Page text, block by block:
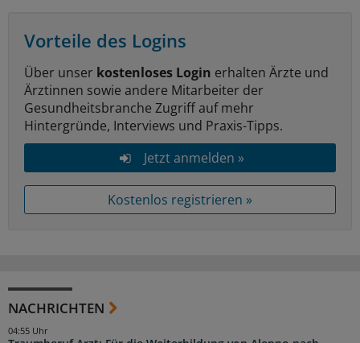
Vorteile des Logins
Über unser kostenloses Login erhalten Ärzte und
Ärztinnen sowie andere Mitarbeiter der
Gesundheitsbranche Zugriff auf mehr
Hintergründe, Interviews und Praxis-Tipps.
Jetzt anmelden »
Kostenlos registrieren »
NACHRICHTEN
04:55 Uhr